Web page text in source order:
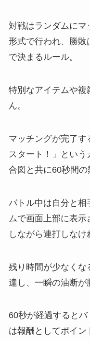
対戦はランダムに
形式で行われ、勝
で決まるルール。
特別なアイテムや
ん。
マッチングが完了す
スタート！」という
合図と共に60秒間の
バトル中は自分と相
ムで画面上部に表
しながら連打しなけ
残り時間が少なくな
達し、一瞬の油断が
60秒が経過すると
は報酬としてポイン